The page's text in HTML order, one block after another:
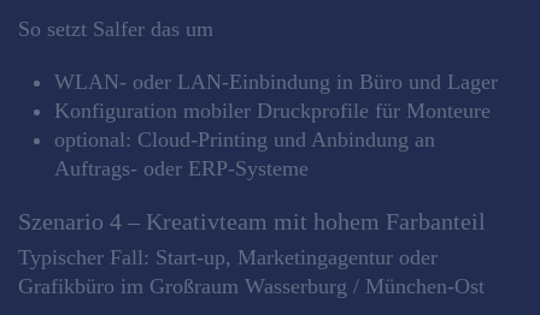
So setzt Salfer das um
WLAN‑ oder LAN‑Einbindung in Büro und Lager
Konfiguration mobiler Druckprofile für Monteure
optional: Cloud‑Printing und Anbindung an
Auftrags‑ oder ERP‑Systeme
Szenario 4 – Kreativteam mit hohem Farbanteil
Typischer Fall: Start‑up, Marketingagentur oder
Grafikbüro im Großraum Wasserburg / München‑Ost